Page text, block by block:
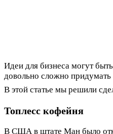
Идеи для бизнеса могут
довольно сложно
В этой статье мы решили
Топлесс кофейня
В США в штате Ман было